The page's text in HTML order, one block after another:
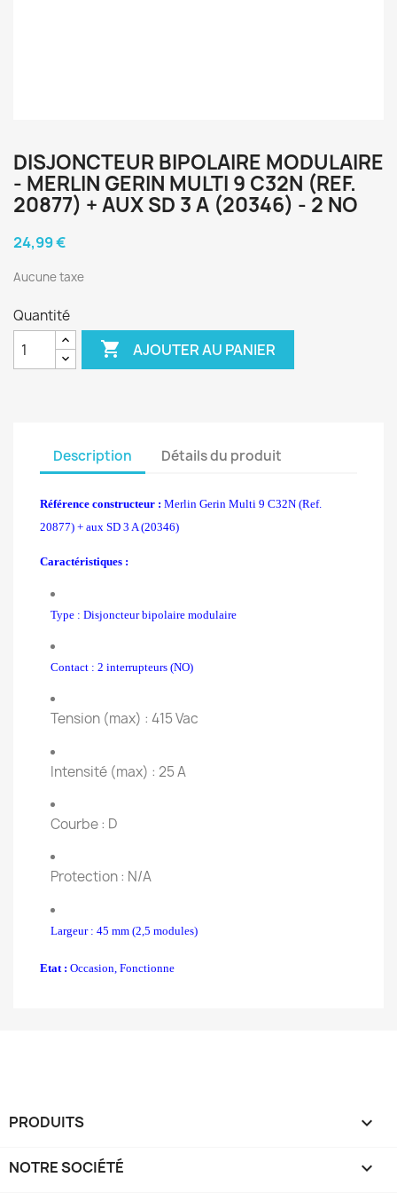
DISJONCTEUR BIPOLAIRE MODULAIRE
- MERLIN GERIN MULTI 9 C32N (REF.
20877) + AUX SD 3 A (20346) - 2 NO
24,99 €
Aucune taxe
Quantité
 AJOUTER AU PANIER
Description Détails du produit
Référence constructeur : Merlin Gerin Multi 9 C32N (Ref.
20877) + aux SD 3 A (20346)
Caractéristiques :
Type : Disjoncteur bipolaire modulaire
Contact : 2 interrupteurs (NO)
Tension (max) : 415 Vac
Intensité (max) : 25 A
Courbe : D
Protection : N/A
Largeur : 45 mm (2,5 modules)
Etat : Occasion, Fonctionne
PRODUITS 
NOTRE SOCIÉTÉ 